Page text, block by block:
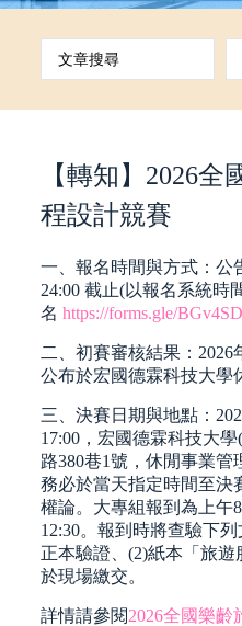
【轉知】2026
程設計競賽
一、報名時間與方式：公
24:00 截止(以報名系統時
名 https://forms.gle/
二、初賽審核結果：2026
公布於宏國德霖科技大學
三、決賽日期與地點：
17:00，宏國德霖科技大
路380巷1號，休閒事業管
務必於當天指定時間至決
權論。大專組報到為上午
12:30。報到時將查驗下
正本驗證、(2)紙本「旅
於現場繳交。
詳情請參閱2026全國樂齡